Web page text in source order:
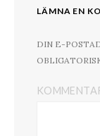
LÄMNA EN
DIN E-